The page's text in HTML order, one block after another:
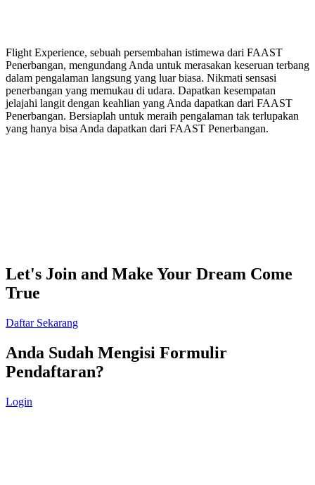
Flight Experience, sebuah persembahan istimewa dari FAAST
Penerbangan, mengundang Anda untuk merasakan keseruan terbang
dalam pengalaman langsung yang luar biasa. Nikmati sensasi
penerbangan yang memukau di udara. Dapatkan kesempatan
jelajahi langit dengan keahlian yang Anda dapatkan dari FAAST
Penerbangan. Bersiaplah untuk meraih pengalaman tak terlupakan
yang hanya bisa Anda dapatkan dari FAAST Penerbangan.
Let's Join and Make Your Dream Come
True
Daftar Sekarang
Anda Sudah Mengisi Formulir
Pendaftaran?
Login